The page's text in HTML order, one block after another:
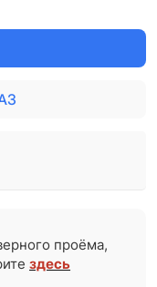
проёма,
здесь